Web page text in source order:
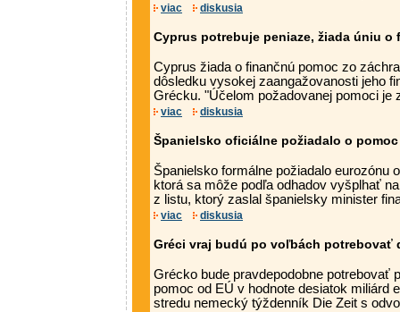
viac diskusia
Cyprus potrebuje peniaze, žiada úniu o
Cyprus žiada o finančnú pomoc zo
dôsledku vysokej zaangažovanosti jeho
Grécku. "Účelom požadovanej pomoci je
viac diskusia
Španielsko oficiálne požiadalo o
Španielsko formálne požiadalo eurozónu
ktorá sa môže podľa odhadov vyšplhať
z listu, ktorý zaslal španielsky minister
viac diskusia
Gréci vraj budú po voľbách potrebovať
Grécko bude pravdepodobne potrebovať
pomoc od EÚ v hodnote desiatok miliárd
stredu nemecký týždenník Die Zeit s